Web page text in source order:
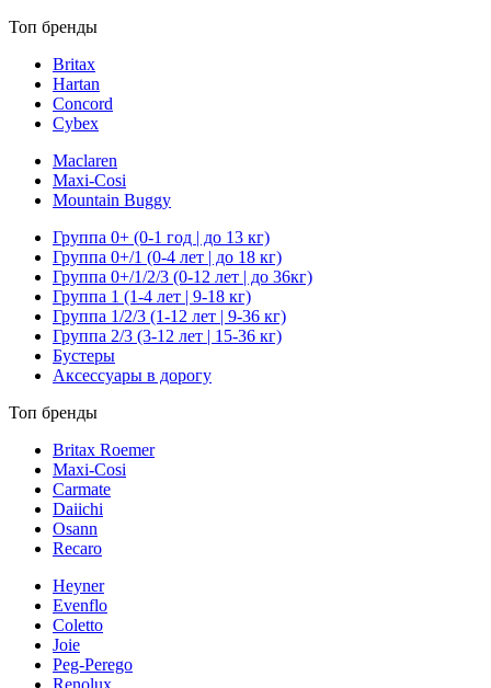
Топ бренды
Britax
Hartan
Concord
Cybex
Maclaren
Maxi-Cosi
Mountain Buggy
Группа 0+ (0-1 год | до 13 кг)
Группа 0+/1 (0-4 лет | до 18 кг)
Группа 0+/1/2/3 (0-12 лет | до 36кг)
Группа 1 (1-4 лет | 9-18 кг)
Группа 1/2/3 (1-12 лет | 9-36 кг)
Группа 2/3 (3-12 лет | 15-36 кг)
Бустеры
Аксессуары в дорогу
Топ бренды
Britax Roemer
Maxi-Cosi
Carmate
Daiichi
Osann
Recaro
Heyner
Evenflo
Coletto
Joie
Peg-Perego
Renolux